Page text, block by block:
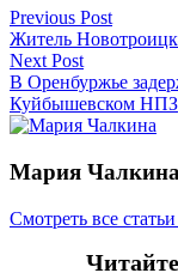
Навигация
по
записям
Previous Post
Житель
Next Post
В Оренбуржье
Куйбышевском НПЗ
Мария Чалкина
Смотреть все